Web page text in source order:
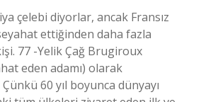
çelebi diyorlar, ancak Fransız
ettiğinden daha fazla
77 -Yelik Çağ Brugiroux
eden adamı) olarak
60 yıl boyunca dünyayı